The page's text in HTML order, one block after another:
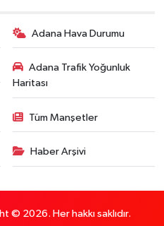
Adana Hava Durumu
Adana Trafik Yoğunluk
Haritası
Tüm Manşetler
Haber Arşivi
© 2026. Her hakkı saklıdır.